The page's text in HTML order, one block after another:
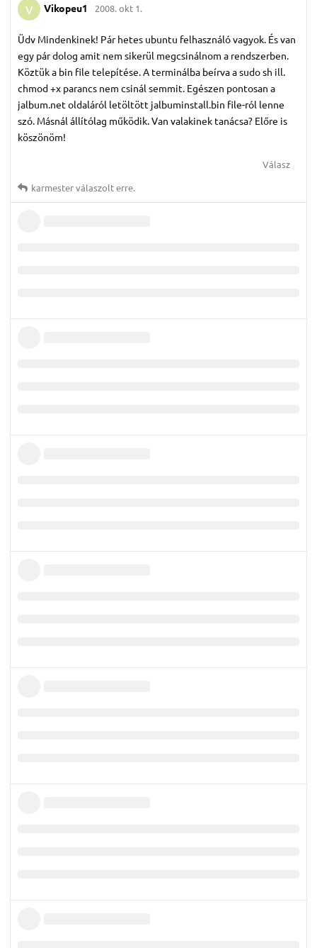
V Vikopeu1 2008. okt 1.
Üdv Mindenkinek! Pár hetes ubuntu felhasználó vagyok. És van
egy pár dolog amit nem sikerül megcsinálnom a rendszerben.
Köztük a bin file telepítése. A terminálba beírva a sudo sh ill.
chmod +x parancs nem csinál semmit. Egészen pontosan a
jalbum.net oldaláról letöltött jalbuminstall.bin file-ról lenne
szó. Másnál állítólag működik. Van valakinek tanácsa? Előre is
köszönöm!
Válasz
karmesterválaszolt erre.